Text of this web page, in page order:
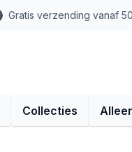
Gratis verzending vanaf
Collecties